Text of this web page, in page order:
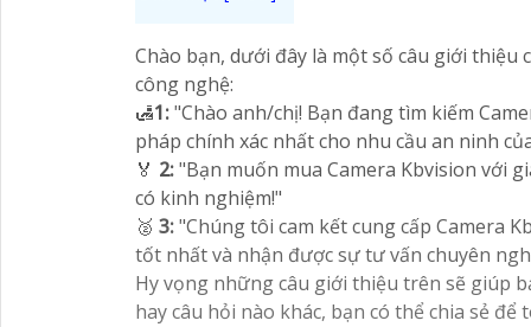
Chào bạn, dưới đây là một số câu giới thiệu
công nghệ:
🛃1:"Chào anh/chị! Bạn đang tìm kiếm
pháp chính xác nhất cho nhu cầu an ninh
️🏅️ 2:"Bạn muốn mua Camera Kbvision với
có kinh nghiệm!"
️🥈 3:"Chúng tôi cam kết cung cấp Camera
tốt nhất và nhận được sự tư vấn chuyên
Hy vọng những câu giới thiệu trên sẽ giúp
hay câu hỏi nào khác, bạn có thể chia sẻ